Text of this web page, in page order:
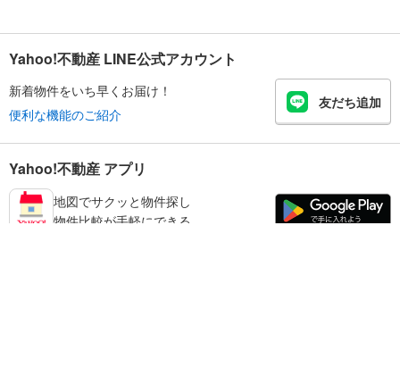
Yahoo!不動産 LINE公式アカウント
新着物件をいち早くお届け！
便利な機能のご紹介
友だち追加
Yahoo!不動産 アプリ
地図でサクッと物件探し
物件比較が手軽にできる